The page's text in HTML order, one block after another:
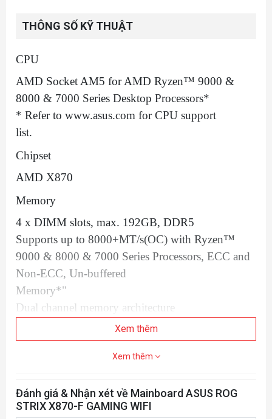
THÔNG SỐ KỸ THUẬT
CPU
AMD Socket AM5 for AMD Ryzen™ 9000 &
8000 & 7000 Series Desktop Processors*
* Refer to www.asus.com for CPU support
list.
Chipset
AMD X870
Memory
4 x DIMM slots, max. 192GB, DDR5
Supports up to 8000+MT/s(OC) with Ryzen™
9000 & 8000 & 7000 Series Processors, ECC and
Non-ECC, Un-buffered
Memory*"
Dual channel memory architecture
Supports AMD Extended Profiles for
Overclocking (EXPO™)
ASUS Enhanced Memory Profile (AEMP)
(speed), and number of DRAM modules vary
depending on the CPU and memory
Xem thêm
Xem thêm
Đánh giá & Nhận xét về Mainboard ASUS ROG
STRIX X870-F GAMING WIFI